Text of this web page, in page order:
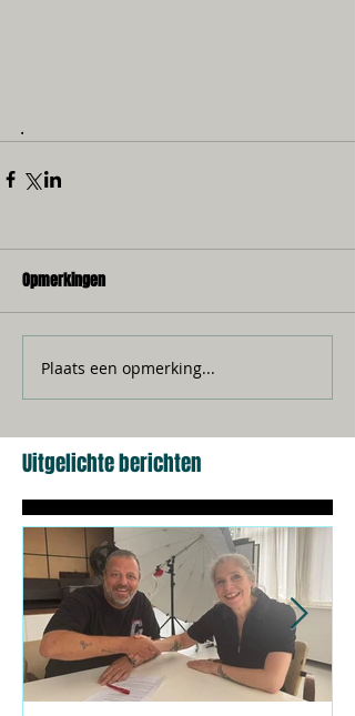
.
Opmerkingen
Plaats een opmerking...
Uitgelichte berichten